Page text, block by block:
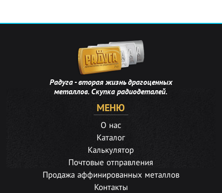
Радуга - вторая жизнь драгоценных
металлов. Скупка радиодеталей.
МЕНЮ
О нас
Каталог
Калькулятор
Почтовые отправления
Продажа аффинированных металлов
Контакты